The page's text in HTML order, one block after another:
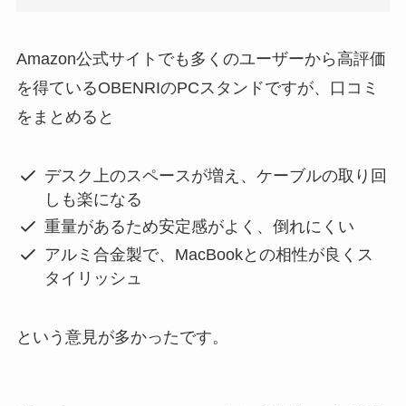
Amazon公式サイトでも多くのユーザーから高評価
を得ているOBENRIのPCスタンドですが、口コミ
をまとめると
デスク上のスペースが増え、ケーブルの取り回
しも楽になる
重量があるため安定感がよく、倒れにくい
アルミ合金製で、MacBookとの相性が良くス
タイリッシュ
という意見が多かったです。